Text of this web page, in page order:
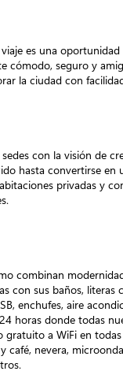
es una
cómodo, seguro y
la ciudad con
con la visión de
hasta convertirse
privadas y
combinan
con sus baños,
enchufes, aire
horas donde todas
a WiFi en
café, nevera,